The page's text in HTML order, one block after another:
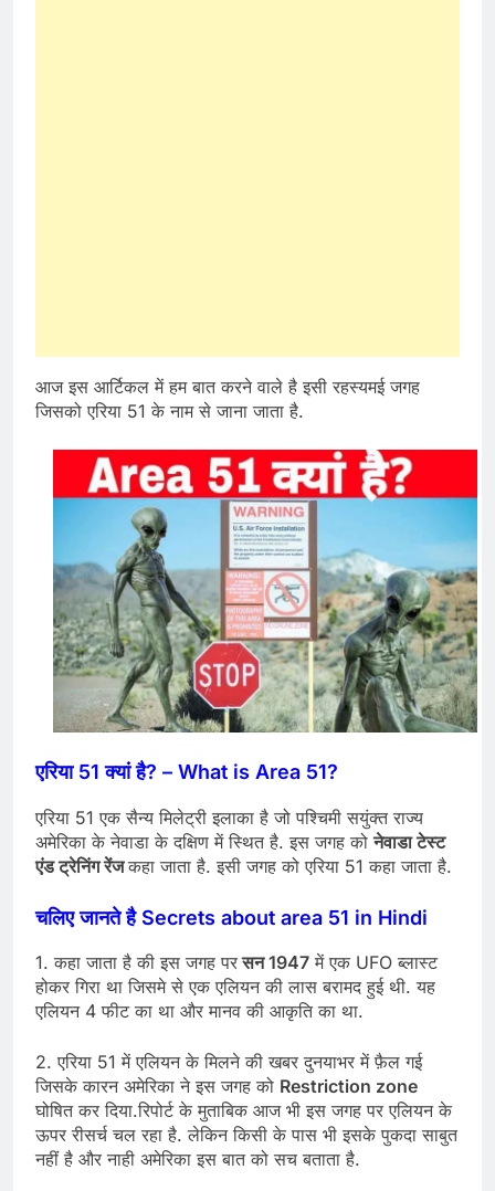
आज इस आर्टिकल में हम बात करने वाले है इसी रहस्यमई जगह
जिसको एरिया 51 के नाम से जाना जाता है.
एरिया 51 क्यां है? – What is Area 51?
एरिया 51 एक सैन्य मिलेट्री इलाका है जो पश्चिमी सयुंक्त राज्य
अमेरिका के नेवाडा के दक्षिण में स्थित है. इस जगह कोनेवाडा टेस्ट
एंड ट्रेनिंग रेंजकहा जाता है. इसी जगह को एरिया 51 कहा जाता है.
चलिए जानते है Secrets about area 51 in Hindi
1. कहा जाता है की इस जगह परसन 1947 में एक UFO ब्लास्ट
होकर गिरा था जिसमे से एक एलियन की लास बरामद हुई थी. यह
एलियन 4 फीट का था और मानव की आकृति का था.
2. एरिया 51 में एलियन के मिलने की खबर दुनयाभर में फ़ैल गई
जिसके कारन अमेरिका ने इस जगह को Restriction zone
घोषित कर दिया.रिपोर्ट के मुताबिक आज भी इस जगह पर एलियन के
ऊपर रीसर्च चल रहा है. लेकिन किसी के पास भी इसके पुकदा साबुत
नहीं है और नाही अमेरिका इस बात को सच बताता है.